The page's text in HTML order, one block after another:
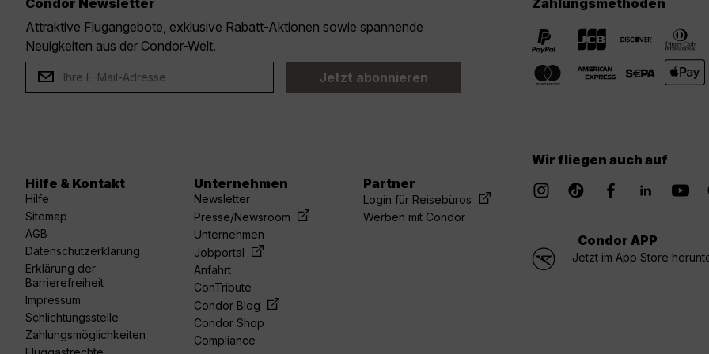
Condor Newsletter
Attraktive Flugangebote, exklusive Rabatt-Aktionen sowie spannende
Neuigkeiten aus der Condor-Welt.
Jetzt abonnieren
Zahlungsmethoden
Hilfe & Kontakt
Hilfe
Sitemap
AGB
Datenschutzerklärung
Erklärung der
Barrierefreiheit
Impressum
Schlichtungsstelle
Zahlungsmöglichkeiten
Unternehmen
Newsletter
Presse/Newsroom
Unternehmen
Jobportal
Anfahrt
ConTribute
Condor Blog
Condor Shop
Compliance
Partner
Login für Reisebüros
Werben mit Condor
Wir fliegen auch auf
Condor APP
Jetzt im App Store